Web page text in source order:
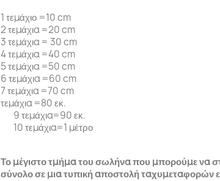
1 τεμάχιο =10 cm
2 τεμάχια =20 cm
3 τεμάχια = 30 cm
4 τεμάχια =40 cm
5 τεμάχια =50 cm
6 τεμάχια =60 cm
7 τεμάχια =70 cm
τεμάχια =80 εκ.
9 τεμάχια=90 εκ.
10 τεμάχια=1 μέτρο
Το μέγιστο τμήμα του σωλήνα που μπορούμε να
σύνολο σε μια τυπική αποστολή ταχυμεταφορών